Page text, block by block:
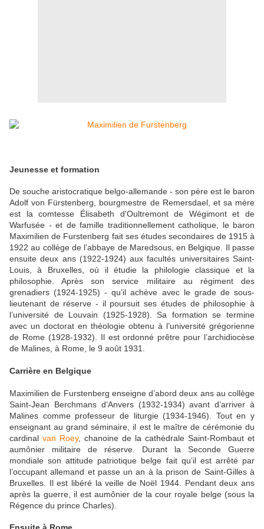
Jeunesse et formation
De souche aristocratique belgo-allemande - son père est le baron
Adolf von Fürstenberg, bourgmestre de Remersdael, et sa mère
est la comtesse Élisabeth d'Oultremont de Wégimont et de
Warfusée - et de famille traditionnellement catholique, le baron
Maximilien de Furstenberg fait ses études secondaires de 1915 à
1922 au collège de l’abbaye de Maredsous, en Belgique. Il passe
ensuite deux ans (1922-1924) aux facultés universitaires Saint-
Louis, à Bruxelles, où il étudie la philologie classique et la
philosophie. Après son service militaire au régiment des
grenadiers (1924-1925) - qu’il achève avec le grade de sous-
lieutenant de réserve - il poursuit ses études de philosophie à
l’université de Louvain (1925-1928). Sa formation se termine
avec un doctorat en théologie obtenu à l’université grégorienne
de Rome (1928-1932). Il est ordonné prêtre pour l’archidiocèse
de Malines, à Rome, le 9 août 1931.
Carrière en Belgique
Maximilien de Furstenberg enseigne d’abord deux ans au collège
Saint-Jean Berchmans d’Anvers (1932-1934) avant d’arriver à
Malines comme professeur de liturgie (1934-1946). Tout en y
enseignant au grand séminaire, il est le maître de cérémonie du
cardinal van Roey, chanoine de la cathédrale Saint-Rombaut et
aumônier militaire de réserve. Durant la Seconde Guerre
mondiale son attitude patriotique belge fait qu’il est arrêté par
l’occupant allemand et passe un an à la prison de Saint-Gilles à
Bruxelles. Il est libéré la veille de Noël 1944. Pendant deux ans
après la guerre, il est aumônier de la cour royale belge (sous la
Régence du prince Charles).